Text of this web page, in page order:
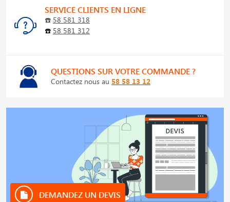
SERVICE CLIENTS EN LIGNE
☎️ 58 581 318
☎️ 58 581 312
QUESTIONS SUR VOTRE COMMANDE ?
Contactez nous au 58 58 13 12
DEMANDEZ UN DEVIS